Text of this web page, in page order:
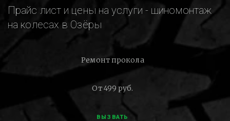
Прайс лист и цены на услуги - шиномонтаж
на колесах в Озёры
Ремонт прокола
От 499 руб.
ВЫЗВАТЬ